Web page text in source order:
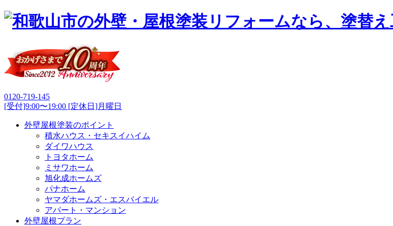
0120-719-145
[受付]9:00〜19:00 [定休日]月曜日
外壁屋根塗装のポイント
積水ハウス・セキスイハイム
ダイワハウス
トヨタホーム
ミサワホーム
旭化成ホームズ
パナホーム
ヤマダホームズ・エスバイエル
アパート・マンション
外壁屋根プラン